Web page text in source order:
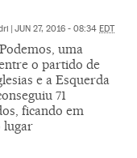
JUN 27, 2016 - 08:34 EDT
uma
o partido de
e a Esquerda
71
ficando em
lugar